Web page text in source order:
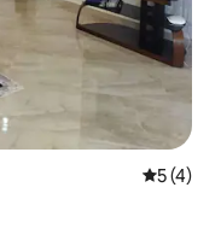
從 4 則評
5 (4)